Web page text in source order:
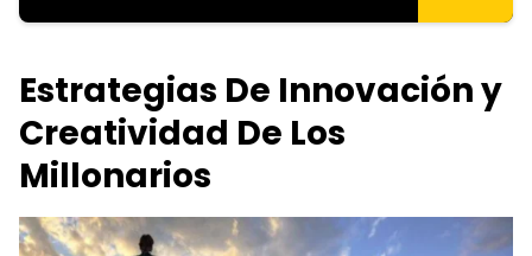
Estrategias De Innovación y
Creatividad De Los
Millonarios